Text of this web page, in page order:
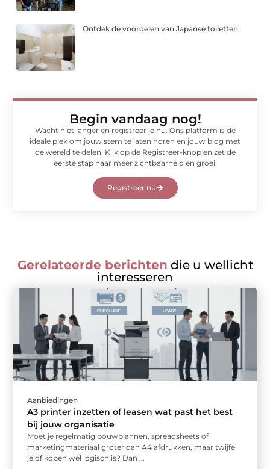
Ontdek de voordelen van Japanse toiletten
Begin vandaag nog!
Wacht niet langer en registreer je nu. Ons platform is de
ideale plek om jouw stem te laten horen en jouw blog met
de wereld te delen. Klik op de Registreer-knop en zet de
eerste stap naar meer zichtbaarheid en groei.
Registreer nu
Gerelateerde berichten die u wellicht
interesseren
Aanbiedingen
A3 printer inzetten of leasen wat past het best
bij jouw organisatie
Moet je regelmatig bouwplannen, spreadsheets of
marketingmateriaal groter dan A4 afdrukken, maar twijfel
je of kopen wel logisch is? Dan ...